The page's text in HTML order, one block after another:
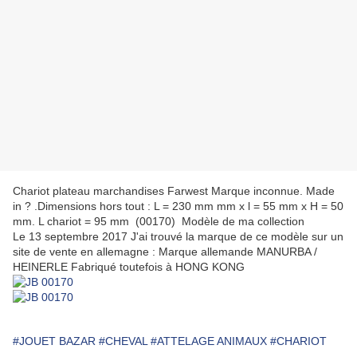
Chariot plateau marchandises Farwest Marque inconnue. Made
in ? .Dimensions hors tout : L = 230 mm mm x l = 55 mm x H = 50
mm. L chariot = 95 mm (00170) Modèle de ma collection
Le 13 septembre 2017 J'ai trouvé la marque de ce modèle sur un
site de vente en allemagne : Marque allemande MANURBA /
HEINERLE Fabriqué toutefois à HONG KONG
#JOUET BAZAR #CHEVAL #ATTELAGE ANIMAUX #CHARIOT